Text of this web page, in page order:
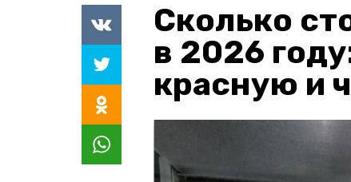
Сколько
в 2026
красную и